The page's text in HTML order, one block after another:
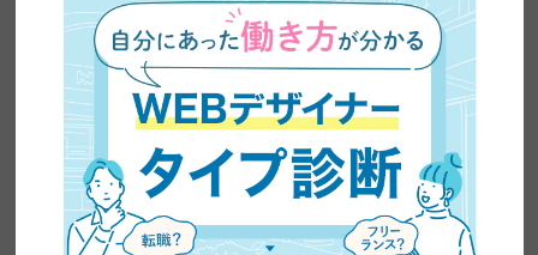
【全ママ必見】2児のシンママが脱サラしてWEBデザ
イナーに大転身した方法公開！